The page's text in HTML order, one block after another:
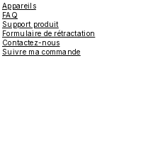
Appareils
FAQ
Support produit
Formulaire de rétractation
Contactez-nous
Suivre ma commande